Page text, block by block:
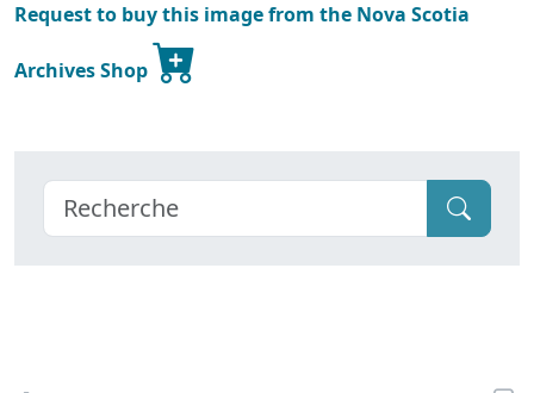
Request to buy this image from the Nova Scotia
Archives Shop